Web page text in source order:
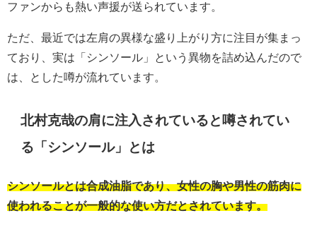
ファンからも熱い声援が送られています。
ただ、最近では左肩の異様な盛り上がり方に注目が集まっ
ており、実は「シンソール」という異物を詰め込んだので
は、とした噂が流れています。
北村克哉の肩に注入されていると噂されてい
る「シンソール」とは
シンソールとは合成油脂であり、女性の胸や男性の筋肉に
使われることが一般的な使い方だとされています。